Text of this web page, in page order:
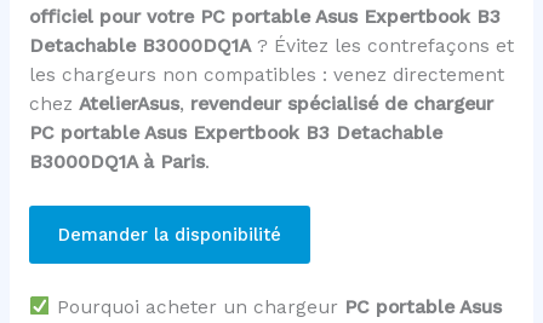
officiel pour votre PC portable Asus Expertbook B3
Detachable B3000DQ1A? Évitez les contrefaçons et
les chargeurs non compatibles : venez directement
chez AtelierAsus, revendeur spécialisé de chargeur
PC portable Asus Expertbook B3 Detachable
B3000DQ1A à Paris.
Demander la disponibilité
Pourquoi acheter un chargeur PC portable Asus